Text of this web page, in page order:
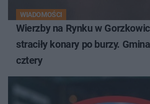
WIADOMOŚCI
Wierzby na Rynku w
straciły konary po burzy.
cztery